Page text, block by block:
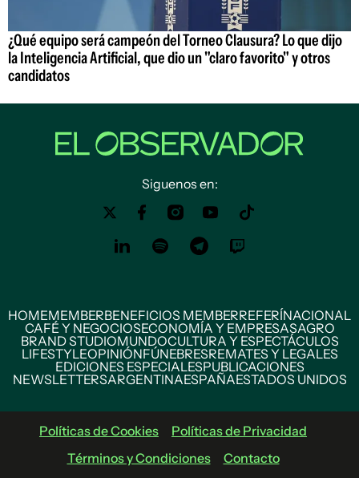
¿Qué equipo será campeón del Torneo Clausura? Lo que dijo
la Inteligencia Artificial, que dio un "claro favorito" y otros
candidatos
Siguenos en:
HOMEMEMBERBENEFICIOS MEMBERREFERÍNACIONAL
CAFÉ Y NEGOCIOSECONOMÍA Y EMPRESASAGRO
BRAND STUDIOMUNDOCULTURA Y ESPECTÁCULOS
LIFESTYLEOPINIÓNFÚNEBRESREMATES Y LEGALES
EDICIONES ESPECIALESPUBLICACIONES
NEWSLETTERSARGENTINAESPAÑAESTADOS UNIDOS
Políticas de Cookies
Políticas de Privacidad
Términos y Condiciones
Contacto